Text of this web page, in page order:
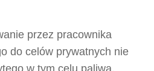
przez pracownika
do celów prywatnych nie
w tym celu paliwa.